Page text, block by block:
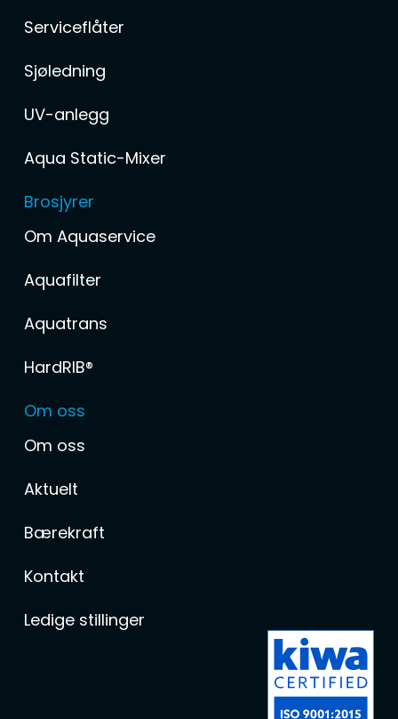
Serviceflåter
Sjøledning
UV-anlegg
Aqua Static-Mixer
Brosjyrer
Om Aquaservice
Aquafilter
Aquatrans
HardRIB®
Om oss
Om oss
Aktuelt
Bærekraft
Kontakt
Ledige stillinger